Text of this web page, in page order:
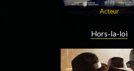
Acteur
Hors-la-loi